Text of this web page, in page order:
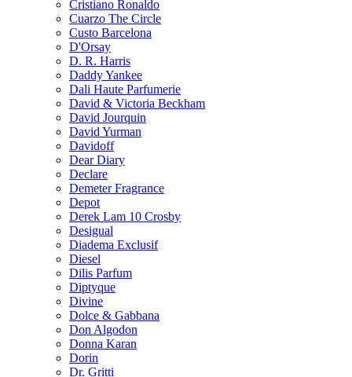
Cristiano Ronaldo
Cuarzo The Circle
Custo Barcelona
D'Orsay
D. R. Harris
Daddy Yankee
Dali Haute Parfumerie
David & Victoria Beckham
David Jourquin
David Yurman
Davidoff
Dear Diary
Declare
Demeter Fragrance
Depot
Derek Lam 10 Crosby
Desigual
Diadema Exclusif
Diesel
Dilis Parfum
Diptyque
Divine
Dolce & Gabbana
Don Algodon
Donna Karan
Dorin
Dr. Gritti